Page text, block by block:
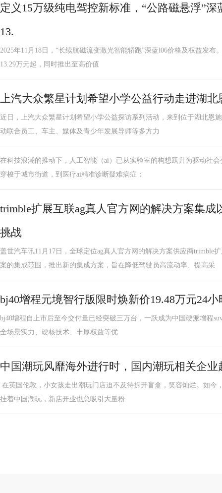
定义15万级纯电驾控新标准，“公路磁悬浮”
13.
2025年11月18日，“长续航磁流变激光智能轿跑”深蓝l06价格及权益发布
13.29万元起，同时推出至高价值
上汽大众繁星计划希望小学公益行动走进湖北
近日，上汽大众繁星计划希望小学公益探访系列活动，来到位于湖北恩
动联合员工、车主、媒体及青少年发展导师等多方力
在科技浪潮的推动下，人工智能（ai）已从实验室的构想跃升为驱动社
穿梭于城市街道，到医疗ai精准诊断疑难病症；
trimble扩展互联ag真人官方网的解决方案集成
挑战
盖世汽车讯11月17日，全球定位ag真人官方网的解决方案供应商trimble
案的集成范围，推出新的集成方案，旨在降低驾驶员高流动率、提高采
bj40增程元境智行版限时焕新价19.48万元24小
bj40增程自上市后至今交付量已经突破三万台，一跃成为中国硬派增程
全场景实力、硬核技术、丰厚权益等优
中国潮玩风靡海外进行时，国内潮玩相关企业
在英国伦敦，小女孩走出潮玩门店迫不及待拆开盲盒，笑容灿烂。如今
挂着中国潮玩，新店开业也总吸引大量粉